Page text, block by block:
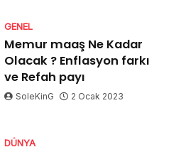
GENEL
Memur maaş Ne Kadar
Olacak ? Enflasyon farkı
ve Refah payı
SoleKinG 2 Ocak 2023
DÜNYA